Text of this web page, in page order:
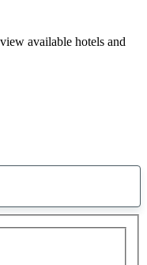
available hotels and